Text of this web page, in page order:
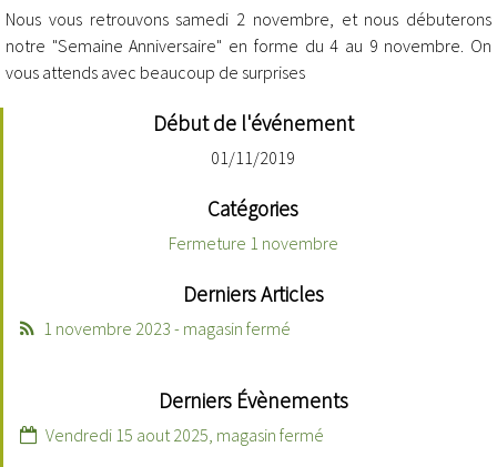
Nous vous retrouvons samedi 2 novembre, et nous débuterons
notre "Semaine Anniversaire" en forme du 4 au 9 novembre. On
vous attends avec beaucoup de surprises
Début de l'événement
01/11/2019
Catégories
Fermeture 1 novembre
Derniers Articles
1 novembre 2023 - magasin fermé
Derniers Évènements
Vendredi 15 aout 2025, magasin fermé